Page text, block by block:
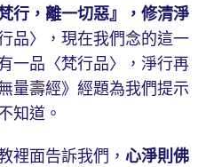
行，離一切惡』，修清淨
品〉，現在我們念的這一
一品〈梵行品〉，淨行再
量壽經》經題為我們提示
知道。
面告訴我們， 心淨則佛